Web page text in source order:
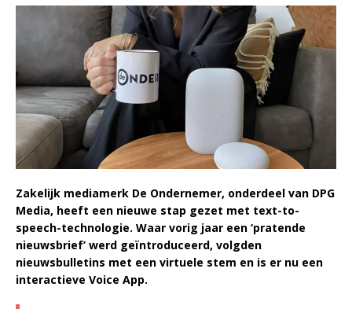
Zakelijk mediamerk De Ondernemer, onderdeel van DPG
Media, heeft een nieuwe stap gezet met text-to-
speech-technologie. Waar vorig jaar een ‘pratende
nieuwsbrief’ werd geïntroduceerd, volgden
nieuwsbulletins met een virtuele stem en is er nu een
interactieve Voice App.